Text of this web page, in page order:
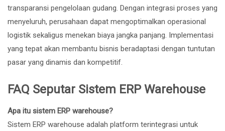
transparansi pengelolaan gudang. Dengan integrasi proses yang
menyeluruh, perusahaan dapat mengoptimalkan operasional
logistik sekaligus menekan biaya jangka panjang. Implementasi
yang tepat akan membantu bisnis beradaptasi dengan tuntutan
pasar yang dinamis dan kompetitif.
FAQ Seputar Sistem ERP Warehouse
Apa itu sistem ERP warehouse?
Sistem ERP warehouse adalah platform terintegrasi untuk